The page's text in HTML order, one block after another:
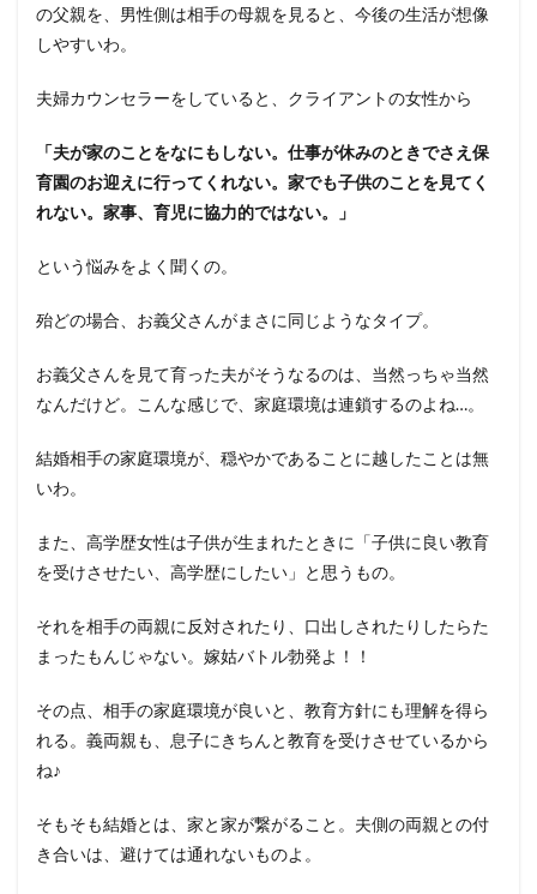
の父親を、男性側は相手の母親を見ると、今後の生活が想像
しやすいわ。
夫婦カウンセラーをしていると、クライアントの女性から
「夫が家のことをなにもしない。仕事が休みのときでさえ保
育園のお迎えに行ってくれない。家でも子供のことを見てく
れない。家事、育児に協力的ではない。」
という悩みをよく聞くの。
殆どの場合、お義父さんがまさに同じようなタイプ。
お義父さんを見て育った夫がそうなるのは、当然っちゃ当然
なんだけど。こんな感じで、家庭環境は連鎖するのよね…。
結婚相手の家庭環境が、穏やかであることに越したことは無
いわ。
また、高学歴女性は子供が生まれたときに「子供に良い教育
を受けさせたい、高学歴にしたい」と思うもの。
それを相手の両親に反対されたり、口出しされたりしたらた
まったもんじゃない。嫁姑バトル勃発よ！！
その点、相手の家庭環境が良いと、教育方針にも理解を得ら
れる。義両親も、息子にきちんと教育を受けさせているから
ね♪
そもそも結婚とは、家と家が繋がること。夫側の両親との付
き合いは、避けては通れないものよ。